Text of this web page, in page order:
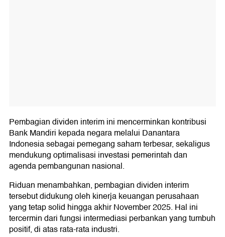
Pembagian dividen interim ini mencerminkan kontribusi
Bank Mandiri kepada negara melalui Danantara
Indonesia sebagai pemegang saham terbesar, sekaligus
mendukung optimalisasi investasi pemerintah dan
agenda pembangunan nasional.
Riduan menambahkan, pembagian dividen interim
tersebut didukung oleh kinerja keuangan perusahaan
yang tetap solid hingga akhir November 2025. Hal ini
tercermin dari fungsi intermediasi perbankan yang tumbuh
positif, di atas rata-rata industri.